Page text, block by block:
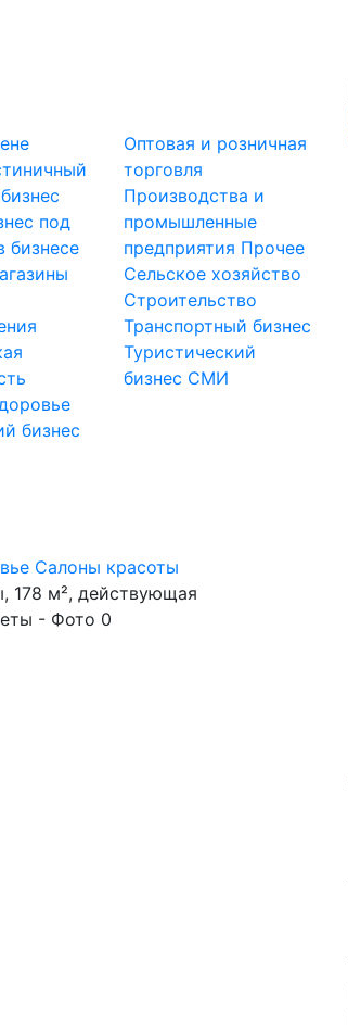
под
бизнесе
бизнес
Оптовая и розничная
торговля
Производства и
промышленные
предприятия Прочее
Сельское хозяйство
Строительство
Транспортный бизнес
Туристический
бизнес СМИ
Салоны красоты